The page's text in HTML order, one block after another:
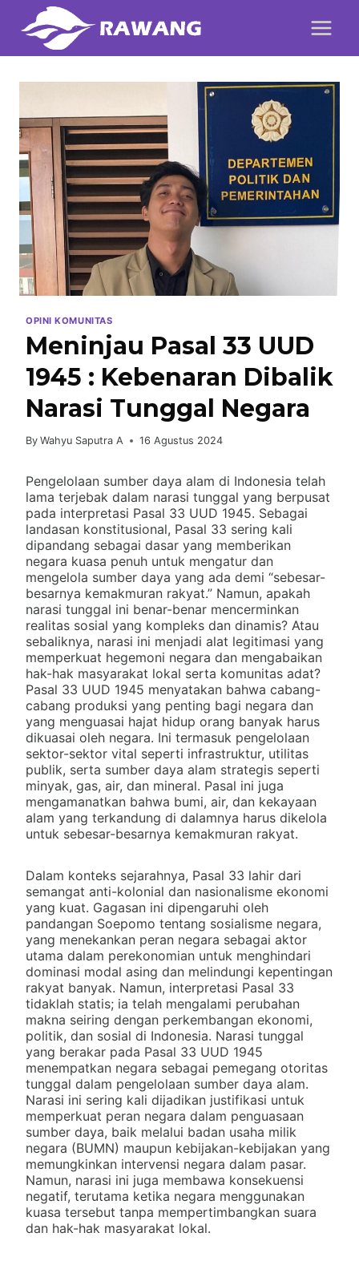
content
OPINI KOMUNITAS
Meninjau Pasal 33 UUD
1945 : Kebenaran Dibalik
Narasi Tunggal Negara
By Wahyu Saputra A 16 Agustus 2024
Pengelolaan sumber daya alam di Indonesia telah
lama terjebak dalam narasi tunggal yang berpusat
pada interpretasi Pasal 33 UUD 1945. Sebagai
landasan konstitusional, Pasal 33 sering kali
dipandang sebagai dasar yang memberikan
negara kuasa penuh untuk mengatur dan
mengelola sumber daya yang ada demi “sebesar-
besarnya kemakmuran rakyat.” Namun, apakah
narasi tunggal ini benar-benar mencerminkan
realitas sosial yang kompleks dan dinamis? Atau
sebaliknya, narasi ini menjadi alat legitimasi yang
memperkuat hegemoni negara dan mengabaikan
hak-hak masyarakat lokal serta komunitas adat?
Pasal 33 UUD 1945 menyatakan bahwa cabang-
cabang produksi yang penting bagi negara dan
yang menguasai hajat hidup orang banyak harus
dikuasai oleh negara. Ini termasuk pengelolaan
sektor-sektor vital seperti infrastruktur, utilitas
publik, serta sumber daya alam strategis seperti
minyak, gas, air, dan mineral. Pasal ini juga
mengamanatkan bahwa bumi, air, dan kekayaan
alam yang terkandung di dalamnya harus dikelola
untuk sebesar-besarnya kemakmuran rakyat.
Dalam konteks sejarahnya, Pasal 33 lahir dari
semangat anti-kolonial dan nasionalisme ekonomi
yang kuat. Gagasan ini dipengaruhi oleh
pandangan Soepomo tentang sosialisme negara,
yang menekankan peran negara sebagai aktor
utama dalam perekonomian untuk menghindari
dominasi modal asing dan melindungi kepentingan
rakyat banyak. Namun, interpretasi Pasal 33
tidaklah statis; ia telah mengalami perubahan
makna seiring dengan perkembangan ekonomi,
politik, dan sosial di Indonesia. Narasi tunggal
yang berakar pada Pasal 33 UUD 1945
menempatkan negara sebagai pemegang otoritas
tunggal dalam pengelolaan sumber daya alam.
Narasi ini sering kali dijadikan justifikasi untuk
memperkuat peran negara dalam penguasaan
sumber daya, baik melalui badan usaha milik
negara (BUMN) maupun kebijakan-kebijakan yang
memungkinkan intervensi negara dalam pasar.
Namun, narasi ini juga membawa konsekuensi
negatif, terutama ketika negara menggunakan
kuasa tersebut tanpa mempertimbangkan suara
dan hak-hak masyarakat lokal.